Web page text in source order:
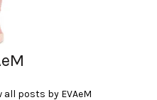
all posts by EVAeM